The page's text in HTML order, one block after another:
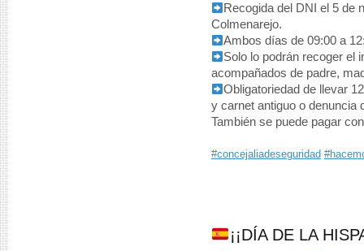
Recogida del DNI el 5 de
Colmenarejo.
Ambos días de 09:00 a
Solo lo podrán recoger el
acompañados de padre,
Obligatoriedad de llevar
y carnet antiguo o denuncia
También se puede pagar
#concejaliadeseguridad
¡¡DÍA DE LA